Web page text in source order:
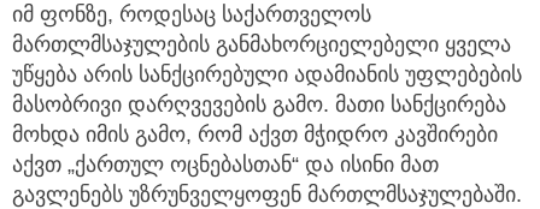
იმ ფონზე, როდესაც საქართველოს
მართლმსაჯულების განმახორციელებელი ყველა
უწყება არის სანქცირებული ადამიანის უფლებების
მასობრივი დარღვევების გამო. მათი სანქცირება
მოხდა იმის გამო, რომ აქვთ მჭიდრო კავშირები
აქვთ „ქართულ ოცნებასთან“ და ისინი მათ
გავლენებს უზრუნველყოფენ მართლმსაჯულებაში.